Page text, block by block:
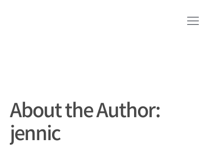
ORIGINAL BRAND
About the Author:
jennic